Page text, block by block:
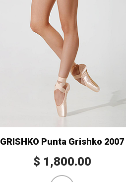
GRISHKO Punta Grishko 2007
$ 1,800.00